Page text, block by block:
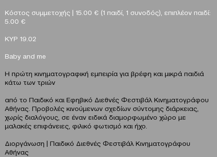
Κόστος συμμετοχής | 15.00 € (1 παιδί, 1 συνοδός), επιπλέον παιδί:
5.00 €
ΚΥΡ 19.02
Baby and me
Η πρώτη κινηματογραφική εμπειρία για βρέφη και μικρά παιδιά
κάτω των τριών
από το Παιδικό και Εφηβικό Διεθνές Φεστιβάλ Κινηματογράφου
Αθήνας. Προβολές κινούμενων σχεδίων σύντομης διάρκειας,
χωρίς διαλόγους, σε έναν ειδικά διαμορφωμένο χώρο με
μαλακές επιφάνειες, φιλικό φωτισμό και ήχο.
Διοργάνωση | Παιδικό Διεθνές Φεστιβάλ Κινηματογράφου
Αθήνας